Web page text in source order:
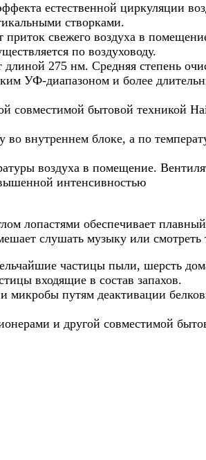
естественной циркуляции
створками.
приток свежего воздуха в
по воздуховоду.
275 нм. Средняя степень
УФ-диапазоном и более
совместимой бытовой техникой
внутреннем блоке, а по
воздуха в помещение.
интенсивностью
лопастями обеспечивает
слушать музыку или смотреть
частицы пыли, шерсть
входящие в состав запахов.
микробы путям деактивации
и другой совместимой